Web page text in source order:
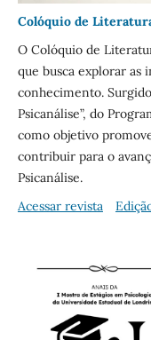
Colóquio de
O Colóquio de
que busca explorar as
conhecimento.
Psicanálise”, do
como objetivo
contribuir para o
Psicanálise.
Acessar revista